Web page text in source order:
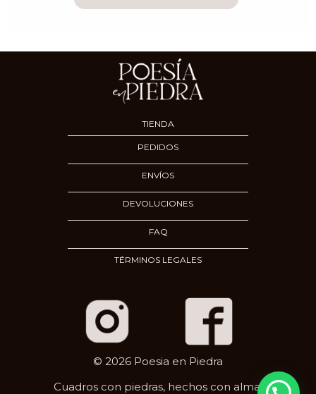
TIENDA
PEDIDOS
ENVÍOS
DEVOLUCIONES
FAQ
TÉRMINOS LEGALES
© 2026 Poesia en Piedra
Cuadros con piedras, hechos con alma.